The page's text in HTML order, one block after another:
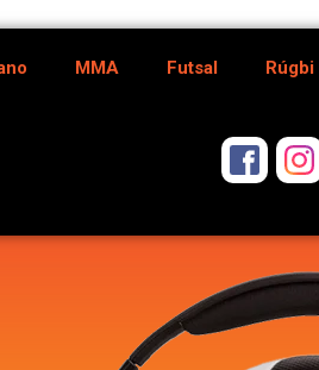
MMA Futsal Rúgbi